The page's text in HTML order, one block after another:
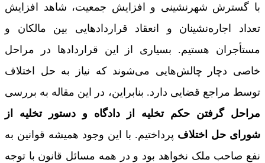
با گسترش شهرنشینی و افزایش جمعیت، شاهد افزایش
تعداد اجاره‌نشینان و انعقاد قرارداد‌هایی بین مالکان و
مستأجران هستیم. بسیاری از این قرارداد‌ها در مراحل
خاصی دچار چالش‌هایی می‌شوند که نیاز به حل اختلاف
توسط مراجع قضایی دارد. بنابراین، در این مقاله به بررسی
مراحل گرفتن حکم تخلیه از دادگاه و دستور تخلیه از
شورای حل اختلاف پرداختیم. با این وجود همیشه قوانین به
نفع صاحب ملک نخواهد بود و در همه مسائل قانون با توجه